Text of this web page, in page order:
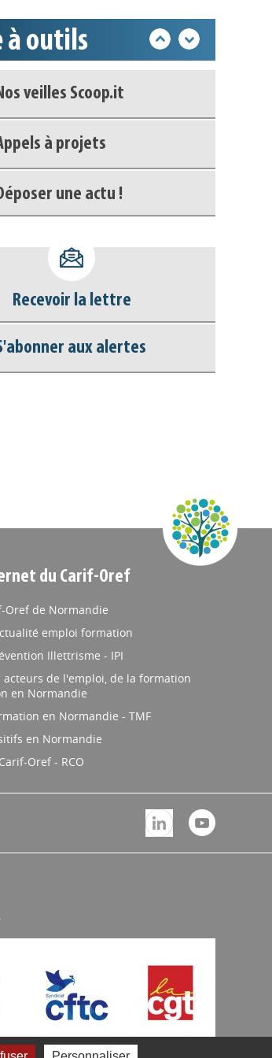
à outils
documentaire
veilles Scoop.it
à projets
une actu !
déconnecter)
Base documentaire
veilles Scoop.it
Recevoir la lettre
aux alertes
du Carif-Oref
Oref de Normandie
emploi formation
Illettrisme - IPI
acteurs de l'emploi, de la formation
en Normandie
en Normandie - TMF
en Normandie
Oref - RCO